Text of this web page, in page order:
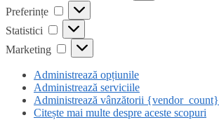
Preferințe
Preferințe
Statistici
Statistici
Marketing
Marketing
Administrează opțiunile
Administrează serviciile
Administrează vânzătorii {vendor_count}
Citește mai multe despre aceste scopuri